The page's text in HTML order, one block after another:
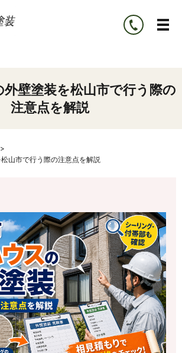
壁塗装を松山市で行う際の
注意点を解説
山市で行う際の注意点を解説